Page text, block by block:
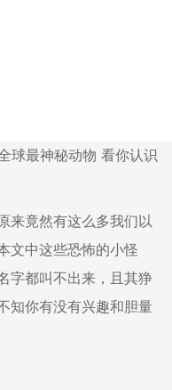
最神秘动物 看你认识
竟然有这么多我们以
文中这些恐怖的小怪
字都叫不出来，且其狰
知你有没有兴趣和胆量